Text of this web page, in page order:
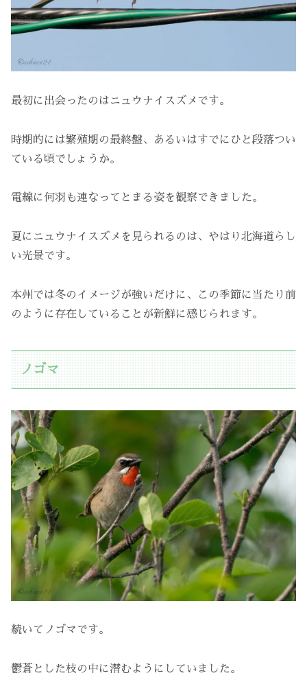
最初に出会ったのはニュウナイスズメです。
時期的には繁殖期の最終盤、あるいはすでにひと段落つい
ている頃でしょうか。
電線に何羽も連なってとまる姿を観察できました。
夏にニュウナイスズメを見られるのは、やはり北海道らし
い光景です。
本州では冬のイメージが強いだけに、この季節に当たり前
のように存在していることが新鮮に感じられます。
ノゴマ
続いてノゴマです。
鬱蒼とした枝の中に潜むようにしていました。